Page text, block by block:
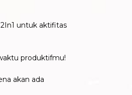
untuk aktifitas
produktifmu!
akan ada